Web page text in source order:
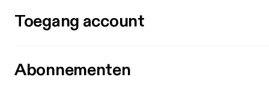
Toegang account
Abonnementen